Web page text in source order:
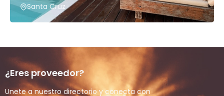
Santa Cruz
¿Eres proveedor?
Unete a nuestro directorio y conecta con